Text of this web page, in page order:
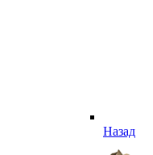
Назад